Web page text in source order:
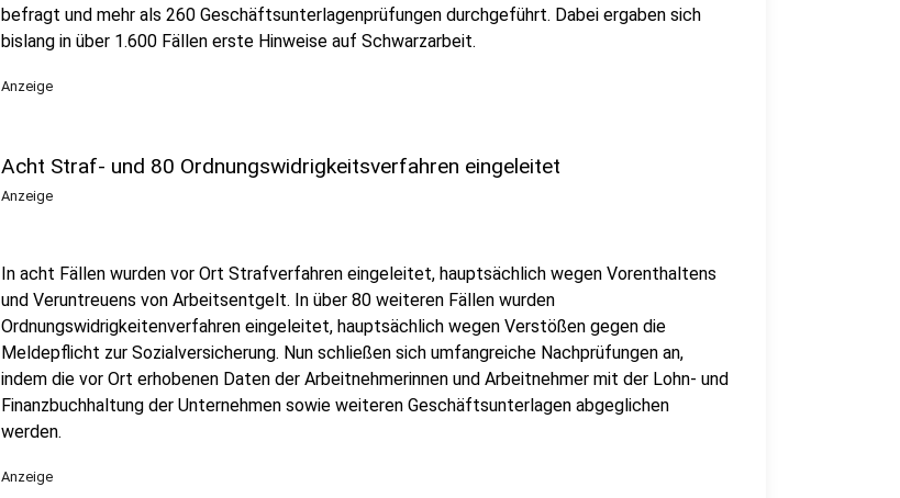
befragt und mehr als 260 Geschäftsunterlagenprüfungen durchgeführt. Dabei ergaben sich
bislang in über 1.600 Fällen erste Hinweise auf Schwarzarbeit.
Anzeige
Acht Straf- und 80 Ordnungswidrigkeitsverfahren eingeleitet
Anzeige
In acht Fällen wurden vor Ort Strafverfahren eingeleitet, hauptsächlich wegen Vorenthaltens
und Veruntreuens von Arbeitsentgelt. In über 80 weiteren Fällen wurden
Ordnungswidrigkeitenverfahren eingeleitet, hauptsächlich wegen Verstößen gegen die
Meldepflicht zur Sozialversicherung. Nun schließen sich umfangreiche Nachprüfungen an,
indem die vor Ort erhobenen Daten der Arbeitnehmerinnen und Arbeitnehmer mit der Lohn- und
Finanzbuchhaltung der Unternehmen sowie weiteren Geschäftsunterlagen abgeglichen
werden.
Anzeige